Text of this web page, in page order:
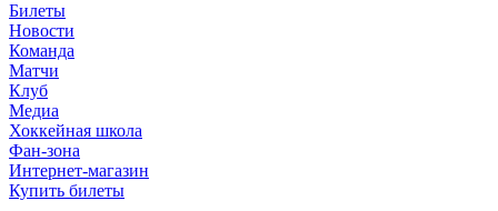
Билеты
Новости
Команда
Матчи
Клуб
Медиа
Хоккейная школа
Фан-зона
Интернет-магазин
Купить билеты